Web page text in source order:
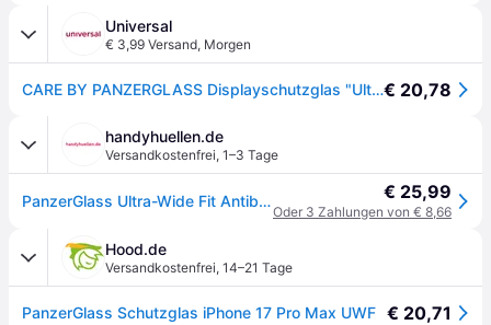
Universal
€ 3,99 Versand, Morgen
CARE BY PANZERGLASS Displayschutzglas "Ultra-Wide Fit Screen Protector", transparent, B:11cm H:1,3cm T:19,6mm, Displayfolien, Displayschutzfolie, Schutzfolie, Bildschirmschutz, kratz- & stoßfest, Displayschutzglas€ 20,78
handyhuellen.de
Versandkostenfrei, 1–3 Tage
PanzerGlass Ultra-Wide Fit Antibakterieller Displayschutz mit Applikator für das Apple iPhone 17 Pro Max - Transparent € 25,99
Oder 3 Zahlungen von € 8,66
Hood.de
Versandkostenfrei, 14–21 Tage
PanzerGlass Schutzglas iPhone 17 Pro Max UWF € 20,71